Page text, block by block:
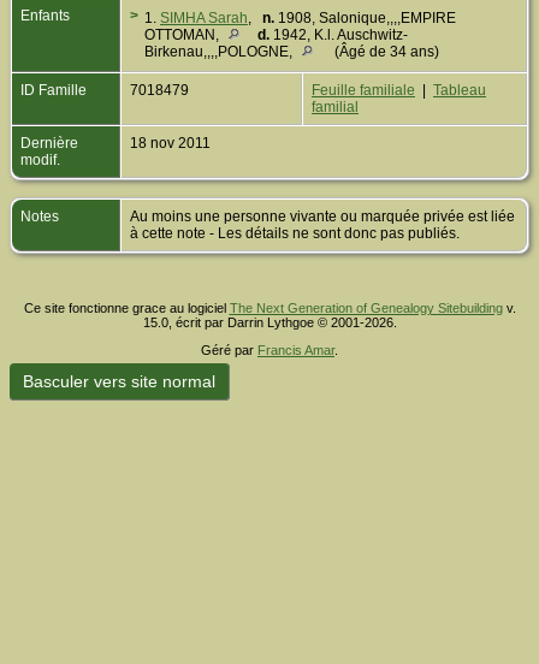
Enfants > 1. SIMHA Sarah, n. 1908, Salonique,,,,EMPIRE
OTTOMAN,
d. 1942, K.l. Auschwitz-
Birkenau,,,,POLOGNE,
(Âgé de 34 ans)
ID Famille 7018479 Feuille familiale
Tableau
familial
Dernière
modif.
18 nov 2011
Notes
Au moins une personne vivante ou marquée privée est liée
à cette note - Les détails ne sont donc pas publiés.
Ce site fonctionne grace au logiciel The Next Generation of Genealogy Sitebuildingv.
15.0, écrit par Darrin Lythgoe © 2001-2026.
Géré par Francis Amar.
Basculer vers site normal